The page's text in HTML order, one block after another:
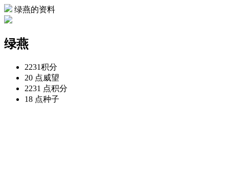
绿燕的资料
绿燕
2231积分
20 点威望
2231 点积分
18 点种子